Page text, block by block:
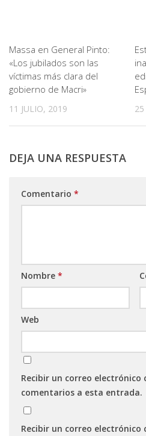
Massa en General Pinto:
«Los jubilados son las
víctimas más clara del
gobierno de Macri»
11 JULIO, 2019
DEJA UNA RESPUESTA
Comentario *
Nombre *
Web
Recibir un correo electrónico
comentarios a esta entrada.
Recibir un correo electrónico